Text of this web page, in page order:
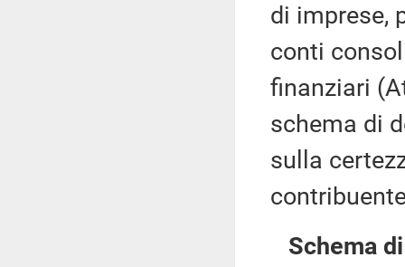
di imprese,
conti
finanziari
schema di
sulla
Schema